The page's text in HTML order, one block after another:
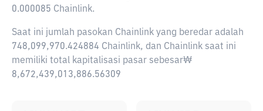
0.000085 Chainlink.
Saat ini jumlah pasokan Chainlink yang beredar adalah
748,099,970.424884 Chainlink, dan Chainlink saat ini
memiliki total kapitalisasi pasar sebesar₩
8,672,439,013,886.56309